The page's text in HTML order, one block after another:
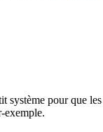
système pour que
exemple.